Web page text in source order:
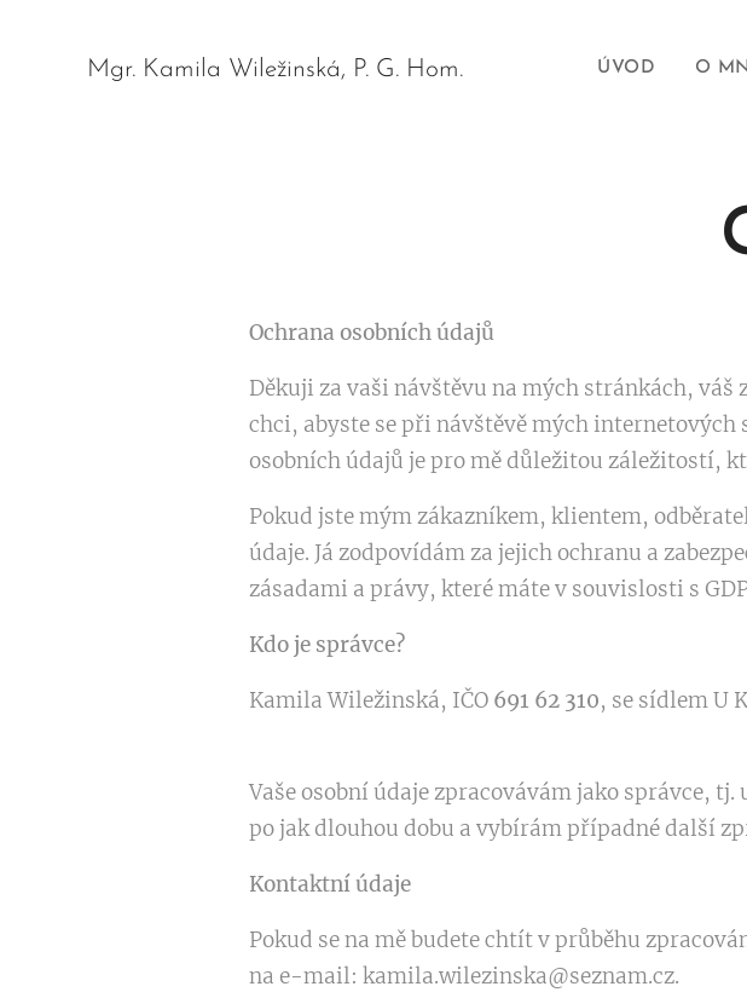
Mgr. Kamila Wiležinská, P. G. Hom. ÚVOD O
Ochrana osobních údajů
Děkuji za vaši návštěvu na mých stránkách, váš
chci, abyste se při návštěvě mých
osobních údajů je pro mě důležitou záležitostí,
Pokud jste mým zákazníkem, klientem,
údaje. Já zodpovídám za jejich ochranu a
zásadami a právy, které máte v souvislosti s
Kdo je správce?
Kamila Wiležinská, IČO 691 62 310, se sídlem U
Vaše osobní údaje zpracovávám jako správce,
po jak dlouhou dobu a vybírám případné další
Kontaktní údaje
Pokud se na mě budete chtít v průběhu
na e-mail: kamila.wilezinska@seznam.cz.